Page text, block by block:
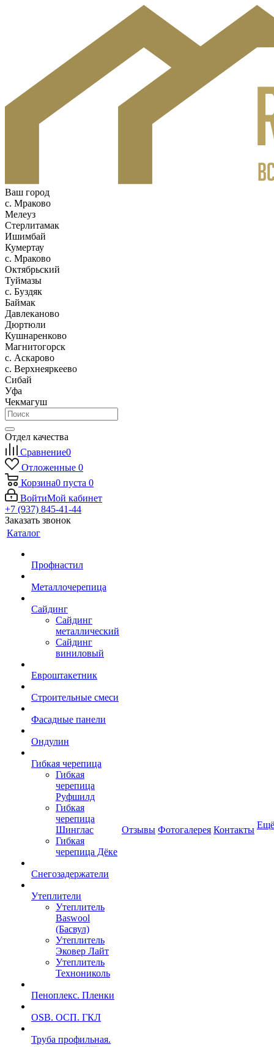
Ваш город
c. Мраково
Мелеуз
Стерлитамак
Ишимбай
Кумертау
c. Мраково
Октябрьский
Туймазы
c. Буздяк
Баймак
Давлеканово
Дюртюли
Кушнаренково
Магнитогорск
с. Аскарово
с. Верхнеяркеево
Сибай
Уфа
Чекмагуш
Отдел качества
Сравнение0
Отложенные 0
Корзина0 пуста 0
ВойтиМой кабинет
+7 (937) 845-41-44
Заказать звонок
Каталог
Профнастил
Металлочерепица
Сайдинг
Сайдинг
металлический
Сайдинг
виниловый
Евроштакетник
Строительные смеси
Фасадные панели
Ондулин
Гибкая черепица
Гибкая
черепица
Руфшилд
Гибкая
черепица
Шинглас
Гибкая
черепица Дёке
Снегозадержатели
Утеплители
Утеплитель
Baswool
(Басвул)
Утеплитель
Эковер Лайт
Утеплитель
Технониколь
Пеноплекс. Пленки
OSB. ОСП. ГКЛ
Труба профильная.
Отзывы Фотогалерея Контакты Ещё